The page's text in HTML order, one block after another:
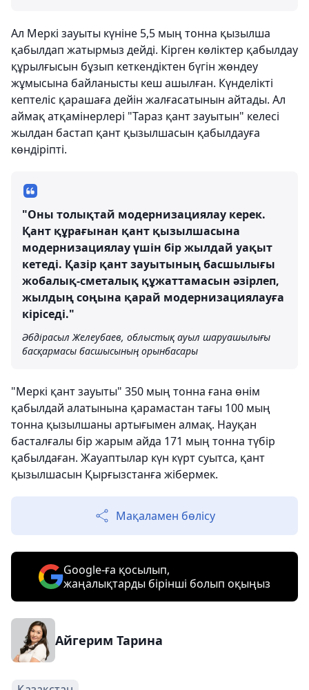
Ал Меркі зауыты күніне 5,5 мың тонна қызылша
қабылдап жатырмыз дейді. Кірген көліктер қабылдау
құрылғысын бұзып кеткендіктен бүгін жөндеу
жұмысына байланысты кеш ашылған. Күнделікті
кептеліс қарашаға дейін жалғасатынын айтады. Ал
аймақ атқамінерлері "Тараз қант зауытын" келесі
жылдан бастап қант қызылшасын қабылдауға
көндіріпті.
"Оны толықтай модернизациялау керек.
Қант құрағынан қант қызылшасына
модернизациялау үшін бір жылдай уақыт
кетеді. Қазір қант зауытының басшылығы
жобалық-сметалық құжаттамасын әзірлеп,
жылдың соңына қарай модернизациялауға
кіріседі."
Әбдірасыл Желеубаев, облыстық ауыл шаруашылығы
басқармасы басшысының орынбасары
"Меркі қант зауыты" 350 мың тонна ғана өнім
қабылдай алатынына қарамастан тағы 100 мың
тонна қызылшаны артығымен алмақ. Науқан
басталғалы бір жарым айда 171 мың тонна түбір
қабылдаған. Жауаптылар күн күрт суытса, қант
қызылшасын Қырғызстанға жібермек.
Мақаламен бөлісу
Google-ға қосылып,
жаңалықтарды бірінші болып оқыңыз
Айгерим Тарина